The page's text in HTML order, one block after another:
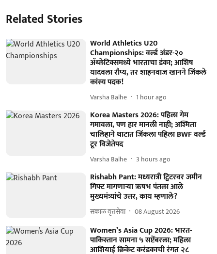
Related Stories
World Athletics U20
Championships: वर्ल्ड अंडर-२०
ॲथ्लेटिक्समध्ये भारताचा डंका; आशिष
यादवला रौप्य, तर शाहनवाज खानने जिंकले
कांस्य पदक!
Varsha Balhe 1 hour ago
Korea Masters 2026: पहिला गेम
गमावला, पण हार मानली नाही; अश्मिता
चालिहाने थाटात जिंकला पहिला BWF वर्ल्ड
टूर विजेतेपद
Varsha Balhe 3 hours ago
Rishabh Pant: मध्यरात्री ट्विटरवर जमीन
गिफ्ट मागणाऱ्या ऋषभ पंतला आले
मुख्यमंत्र्यांचे उत्तर, काय म्हणाले?
सकाळ वृत्तसेवा 08 August 2026
Women’s Asia Cup 2026: भारत-
पाकिस्तान सामना ५ सप्टेंबरला; महिला
आशियाई क्रिकेट करंडकाची रंगत २८